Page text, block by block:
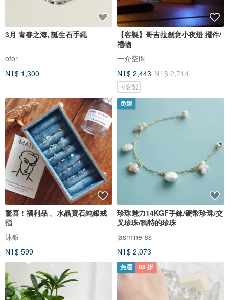
3月 青春之海, 誕生石手繩
ofor
NT$ 1,300
【客製】哥吉拉創意小夜燈 擺件/
禮物
一介空間
NT$ 2,443 NT$ 2,714
可客製
驚喜 ! 福利品 。水晶寶石純銀戒
指
沐銀
NT$ 599
免運
珍珠魅力14KGF手鍊/硬幣珍珠/交
叉珍珠/獨特的珍珠
jasmine-ss
NT$ 2,073
免運 88 折